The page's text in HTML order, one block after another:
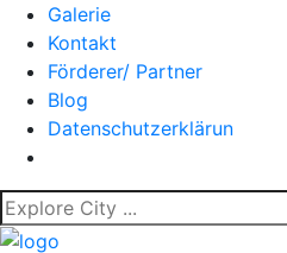
Galerie
Kontakt
Förderer/ Partner
Blog
Datenschutzerklärun